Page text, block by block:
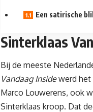
Een satirische
Sinterklaas
Bij de meeste
Vandaag Insidewerd het
Marco Louwerens, ook
Sinterklaas kroop. Dat